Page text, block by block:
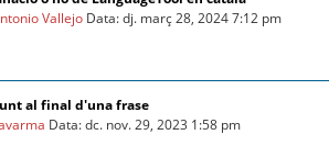
Vallejo Data: dj. març 28, 2024 7:12 pm
al final d'una frase
Data: dc. nov. 29, 2023 1:58 pm